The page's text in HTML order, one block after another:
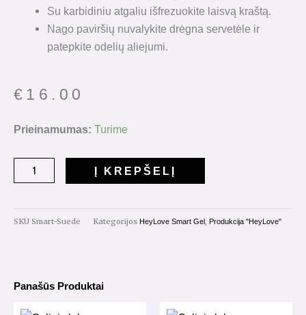
Su karbidiniu atgaliu išfrezuokite laisvą kraštą.
Nago paviršių nuvalykite drėgna servetėle ir
patepkite odelių aliejumi.
€ 16.00
Prieinamumas: Turime
produkto
HeyLove
Smart
"Suede"
Į KREPŠELĮ
SKU Smart-Suede Kategorijos HeyLove Smart Gel, Produkcija "HeyLove"
Panašūs Produktai